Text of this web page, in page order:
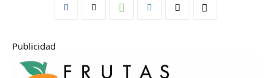
Publicidad